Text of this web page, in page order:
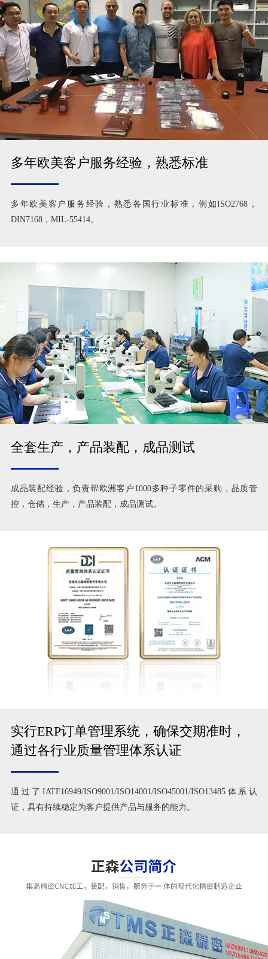
多年欧美客户服务经验，熟悉标准
多年欧美客户服务经验，熟悉各国行业标准，例如ISO2768，
DIN7168，MIL-55414。
全套生产，产品装配，成品测试
成品装配经验，负责帮欧洲客户1000多种子零件的采购，品质管
控，仓储，生产，产品装配，成品测试。
实行ERP订单管理系统，确保交期准时，
通过各行业质量管理体系认证
通过了IATF16949/ISO9001/ISO14001/ISO45001/ISO13485体系认
证，具有持续稳定为客户提供产品与服务的能力。